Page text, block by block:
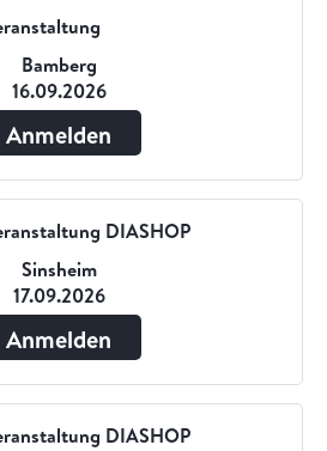
Bamberg
16.09.2026
Anmelden
DIASHOP
Sinsheim
17.09.2026
Anmelden
DIASHOP